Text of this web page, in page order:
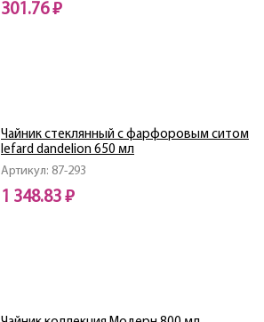
301.76 ₽
Артикул: 87-293
Чайник стеклянный с фарфоровым ситом
lefard dandelion 650 мл
1 348.83 ₽